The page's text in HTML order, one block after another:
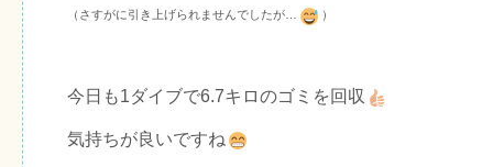
（さすがに引き上げられませんでしたが… ）
今日も1ダイブで6.7キロのゴミを回収
気持ちが良いですね